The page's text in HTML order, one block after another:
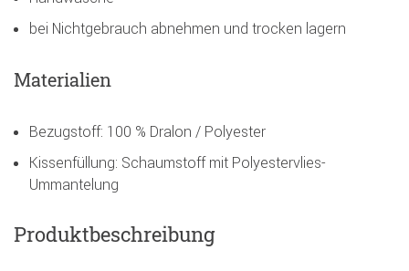
bei Nichtgebrauch abnehmen und trocken lagern
Materialien
Bezugstoff: 100 % Dralon / Polyester
Kissenfüllung: Schaumstoff mit Polyestervlies-
Ummantelung
Produktbeschreibung